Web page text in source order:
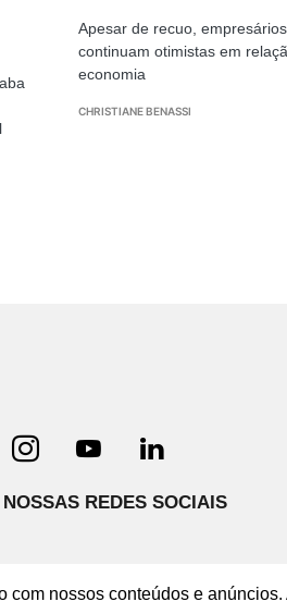
nossos conteúdos e
Apesar de recuo, empresários
continuam otimistas em
economia
CHRISTIANE BENASSI
REDES SOCIAIS